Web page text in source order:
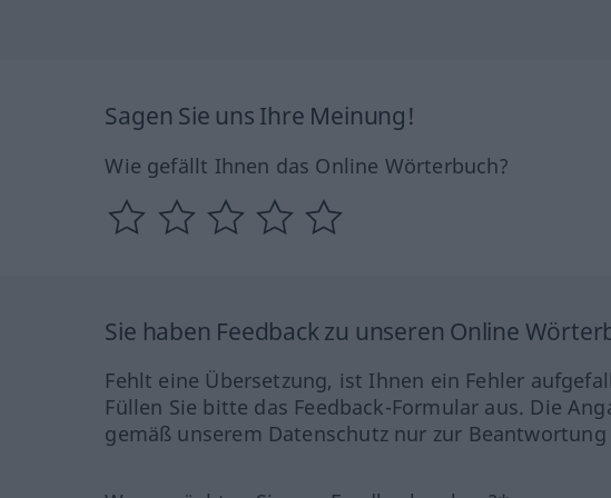
Sagen Sie uns Ihre Meinung!
Wie gefällt Ihnen das Online Wörterbuch?
Sie haben Feedback zu unseren Online
Fehlt eine Übersetzung, ist Ihnen ein Fehler
Füllen Sie bitte das Feedback-Formular aus. Die
gemäß unserem Datenschutz nur zur